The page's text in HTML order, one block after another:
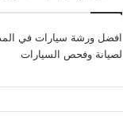
افضل ورشة سيارات في
لصيانة وفحص السيارات